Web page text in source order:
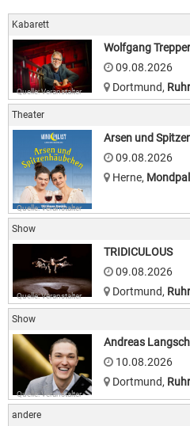
Kabarett
Quelle: Veranstalter
Wolfgang
09.08.2026
Dortmund,
Theater
Quelle: Veranstalter
Arsen und
09.08.2026
Herne,
Show
Quelle: Veranstalter
TRIDICULOUS
09.08.2026
Dortmund,
Show
Quelle: Veranstalter
Andreas
10.08.2026
Dortmund,
andere